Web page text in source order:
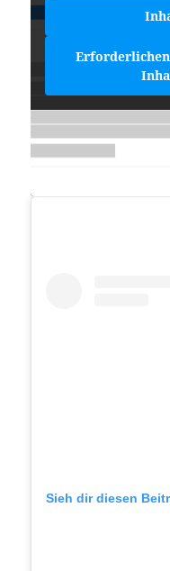
Sieh dir diesen